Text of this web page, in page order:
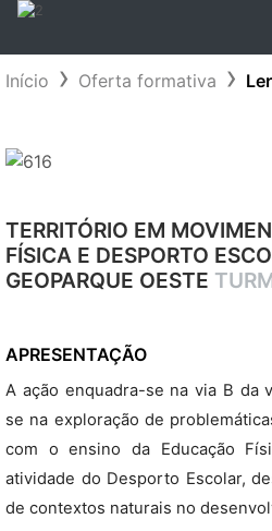
Início Oferta formativa
TERRITÓRIO EM
FÍSICA E DESPORTO
GEOPARQUE OESTE
APRESENTAÇÃO
A ação enquadra-se na via B da
se na exploração de
com o ensino da Educação
atividade do Desporto Escolar,
de contextos naturais no